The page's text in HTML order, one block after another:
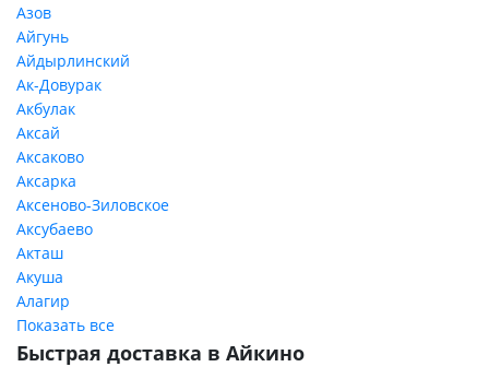
Азов
Айгунь
Айдырлинский
Ак-Довурак
Акбулак
Аксай
Аксаково
Аксарка
Аксеново-Зиловское
Аксубаево
Акташ
Акуша
Алагир
Показать все
Быстрая доставка в Айкино